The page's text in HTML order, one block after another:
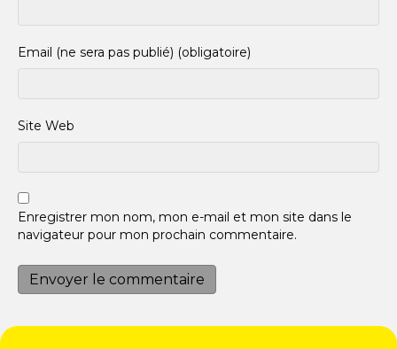
Email (ne sera pas publié) (obligatoire)
Site Web
Enregistrer mon nom, mon e-mail et mon site dans le
navigateur pour mon prochain commentaire.